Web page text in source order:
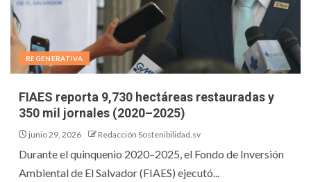
REGENERATIVA
FIAES reporta 9,730 hectáreas restauradas y
350 mil jornales (2020–2025)
junio 29, 2026 Redacción Sostenibilidad.sv
Durante el quinquenio 2020–2025, el Fondo de Inversión
Ambiental de El Salvador (FIAES) ejecutó...